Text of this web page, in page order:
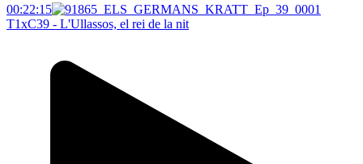
00:22:15
T1xC39 - L'Ullassos, el rei de la nit